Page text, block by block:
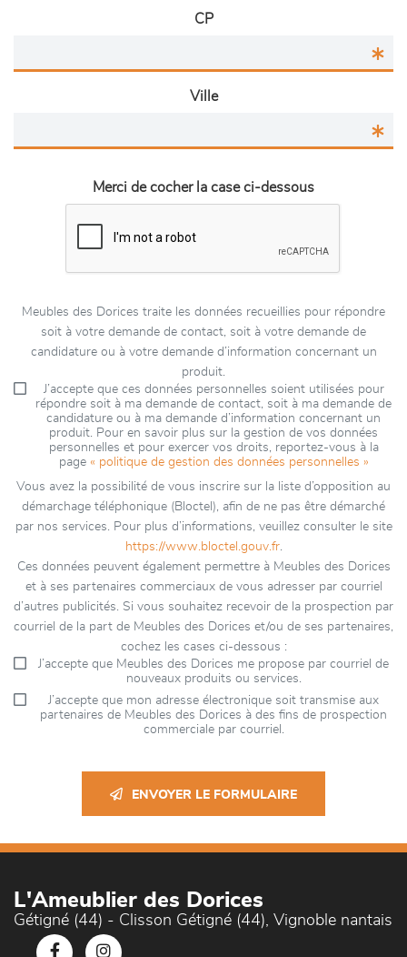
CP
Ville
Merci de cocher la case ci-dessous
Meubles des Dorices traite les données recueillies pour répondre
soit à votre demande de contact, soit à votre demande de
candidature ou à votre demande d’information concernant un
produit.
J’accepte que ces données personnelles soient utilisées pour
répondre soit à ma demande de contact, soit à ma demande de
candidature ou à ma demande d’information concernant un
produit. Pour en savoir plus sur la gestion de vos données
personnelles et pour exercer vos droits, reportez-vous à la
page « politique de gestion des données personnelles »
Vous avez la possibilité de vous inscrire sur la liste d’opposition au
démarchage téléphonique (Bloctel), afin de ne pas être démarché
par nos services. Pour plus d’informations, veuillez consulter le site
https://www.bloctel.gouv.fr.
Ces données peuvent également permettre à Meubles des Dorices
et à ses partenaires commerciaux de vous adresser par courriel
d’autres publicités. Si vous souhaitez recevoir de la prospection par
courriel de la part de Meubles des Dorices et/ou de ses partenaires,
cochez les cases ci-dessous :
J’accepte que Meubles des Dorices me propose par courriel de
nouveaux produits ou services.
J’accepte que mon adresse électronique soit transmise aux
partenaires de Meubles des Dorices à des fins de prospection
commerciale par courriel.
ENVOYER LE FORMULAIRE
L'Ameublier des Dorices
Gétigné (44) - Clisson Gétigné (44), Vignoble nantais